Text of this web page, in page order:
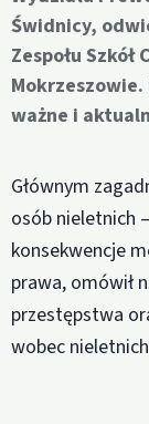
Świdnicy,
Zespołu
ważne i
Głównym
osób nieletnich
konsekwencje
prawa, omówił
przestępstwa
wobec